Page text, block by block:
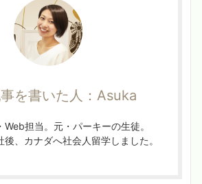
を書いた人：Asuka
Web担当。元・パーキーの生徒。
、カナダへ社会人留学しました。